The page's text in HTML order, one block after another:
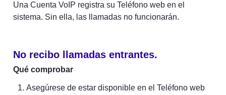
Una Cuenta VoIP registra su Teléfono web en el
sistema. Sin ella, las llamadas no funcionarán.
No recibo llamadas entrantes.
Qué comprobar
Asegúrese de estar disponible en el Teléfono web